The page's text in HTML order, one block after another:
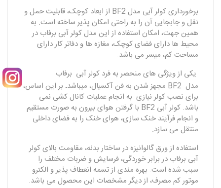
برخورداری کولر آبی مدل BF2 از ابعاد کوچک، قابلیت حمل و
نقل و جابجایی آن را به راحتی امکان پذیر ساخته است. به
همین جهت، امکان استفاده از این مدل کولر آبی برفاب در
محیط ها دارای فضای کوچک، مغازه ها و دفاتر کار دارای
مساحت کم، میسر می باشد.
یکی از ویژگی های منحصر به فرد کولر آبی برفاب
مدل BF2 مجهز شدن به فن آکسیال،
میباشد. بر این اساس،
برای نصب کولر نیازی به انجام عملیات کانال کشی نمی
باشد. کولر آبی BF2 با گرفتن هوای بیرون به صورت مستقیم
و انجام فرآیند خنک سازی، هوای خنک را به فضای داخلی
منتقل می سازد.
استفاده از ورق گالوانیزه در ساختار بدنه، مقاومت بالای کولر
آبی برفاب در برابر خوردگی، فرسایش و ضربات مختلف را
سبب شده است. بهره مندی از تسمه انعطاف پذیر و الکترو
موتور کم مصرف، از دیگر مشخصات این محصول می باشد.